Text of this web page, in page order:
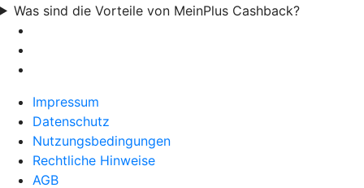
Was sind die Vorteile von MeinPlus Cashback?
Impressum
Datenschutz
Nutzungsbedingungen
Rechtliche Hinweise
AGB